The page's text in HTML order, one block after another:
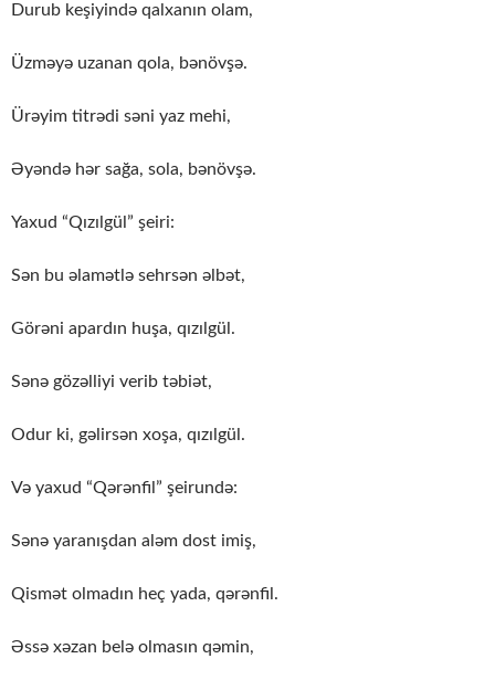
Durub keşiyində qalxanın olam,
Üzməyə uzanan qola, bənövşə.
Ürəyim titrədi səni yaz mehi,
Əyəndə hər sağa, sola, bənövşə.
Yaxud “Qızılgül” şeiri:
Sən bu əlamətlə sehrsən əlbət,
Görəni apardın huşa, qızılgül.
Sənə gözəlliyi verib təbiət,
Odur ki, gəlirsən xoşa, qızılgül.
Və yaxud “Qərənfil” şeirundə:
Sənə yaranışdan aləm dost imiş,
Qismət olmadın heç yada, qərənfil.
Əssə xəzan belə olmasın qəmin,